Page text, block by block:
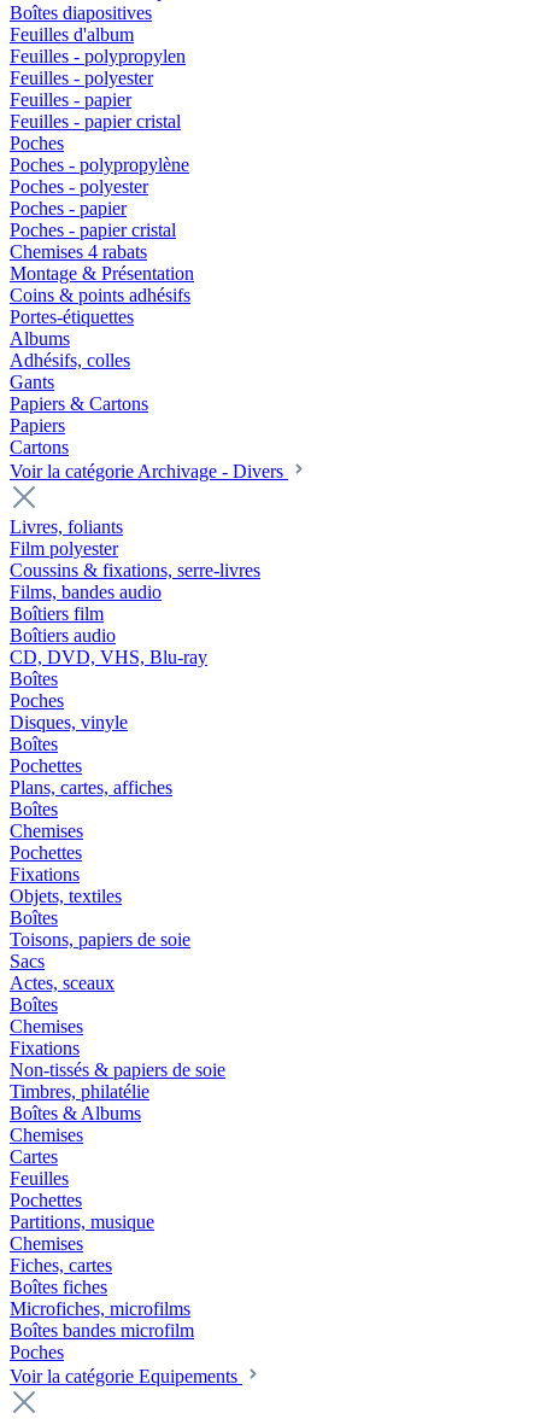
Boîtes diapositives
Feuilles d'album
Feuilles - polypropylen
Feuilles - polyester
Feuilles - papier
Feuilles - papier cristal
Poches
Poches - polypropylène
Poches - polyester
Poches - papier
Poches - papier cristal
Chemises 4 rabats
Montage & Présentation
Coins & points adhésifs
Portes-étiquettes
Albums
Adhésifs, colles
Gants
Papiers & Cartons
Papiers
Cartons
Voir la catégorie Archivage - Divers
Livres, foliants
Film polyester
Coussins & fixations, serre-livres
Films, bandes audio
Boîtiers film
Boîtiers audio
CD, DVD, VHS, Blu-ray
Boîtes
Poches
Disques, vinyle
Boîtes
Pochettes
Plans, cartes, affiches
Boîtes
Chemises
Pochettes
Fixations
Objets, textiles
Boîtes
Toisons, papiers de soie
Sacs
Actes, sceaux
Boîtes
Chemises
Fixations
Non-tissés & papiers de soie
Timbres, philatélie
Boîtes & Albums
Chemises
Cartes
Feuilles
Pochettes
Partitions, musique
Chemises
Fiches, cartes
Boîtes fiches
Microfiches, microfilms
Boîtes bandes microfilm
Poches
Voir la catégorie Equipements